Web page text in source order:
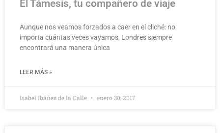
El Támesis, tu compañero de viaje
Aunque nos veamos forzados a caer en el cliché: no
importa cuántas veces vayamos, Londres siempre
encontrará una manera única
LEER MÁS »
Isabel Ibáñez de la Calle enero 30, 2017